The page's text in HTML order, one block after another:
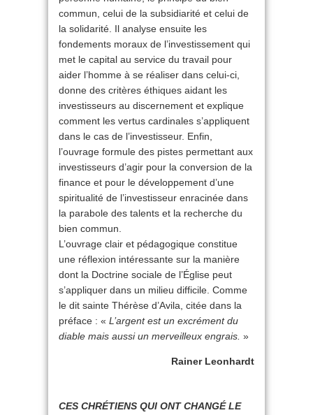
commun, celui de la subsidiarité et celui de
la solidarité. Il analyse ensuite les
fondements moraux de l’investissement qui
met le capital au service du travail pour
aider l’homme à se réaliser dans celui-ci,
donne des critères éthiques aidant les
investisseurs au discernement et explique
comment les vertus cardinales s’appliquent
dans le cas de l’investisseur. Enfin,
l’ouvrage formule des pistes permettant aux
investisseurs d’agir pour la conversion de la
finance et pour le développement d’une
spiritualité de l’investisseur enracinée dans
la parabole des talents et la recherche du
bien commun.
L’ouvrage clair et pédagogique constitue
une réflexion intéressante sur la manière
dont la Doctrine sociale de l’Église peut
s’appliquer dans un milieu difficile. Comme
le dit sainte Thérèse d’Avila, citée dans la
préface : « L’argent est un excrément du
diable mais aussi un merveilleux engrais. »
Rainer Leonhardt
CES CHRÉTIENS QUI ONT CHANGÉ LE